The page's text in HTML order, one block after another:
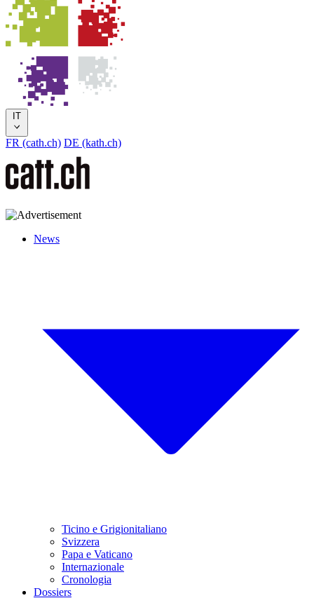
IT
FR (cath.ch) DE (kath.ch)
News
Ticino e Grigionitaliano
Svizzera
Papa e Vaticano
Internazionale
Cronologia
Dossiers